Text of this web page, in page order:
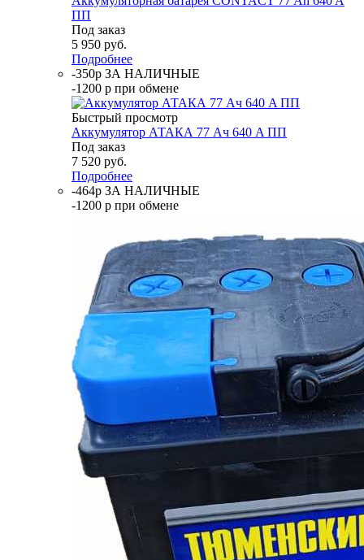
ПП
Под заказ
5 950 руб.
Подробнее
-350р ЗА НАЛИЧНЫЕ
-1200 р при обмене
Быстрый просмотр
Аккумулятор АТАКА 77 Ач 640 A ПП
Под заказ
7 520 руб.
Подробнее
-464р ЗА НАЛИЧНЫЕ
-1200 р при обмене